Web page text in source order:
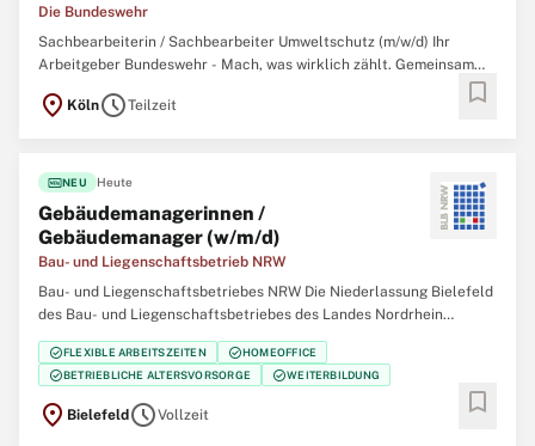
Die Bundeswehr
Sachbearbeiterin / Sachbearbeiter Umweltschutz (m/w/d) Ihr
Arbeitgeber Bundeswehr - Mach, was wirklich zählt. Gemeinsam
garantieren wir Sicherheit, Souveränität und die außenpolitische
location_on KölnscheduleTeilzeit bookmark
fiber_newNEU Heute
Gebäudemanagerinnen /
Gebäudemanager (w/m/d)
Bau- und Liegenschaftsbetrieb NRW
Bau- und Liegenschaftsbetriebes NRW Die Niederlassung Bielefeld
des Bau- und Liegenschaftsbetriebes des Landes Nordrhein
Westfalen (BLB NRW) sucht zum nächstmöglichen Zeitpunkt
mehrere Gebäudemanagerinnen / Gebäudemanager (w/m/d) Der
Bau- und Liegenschaftsbetrieb NRW ist Eigentümer,
check_circleFLEXIBLE ARBEITSZEITEN check_circleHOMEOFFICE
check_circleBETRIEBLICHE ALTERSVORSORGE check_circleWEITERBILDUNG
location_on Bielefeld scheduleVollzeit bookmark